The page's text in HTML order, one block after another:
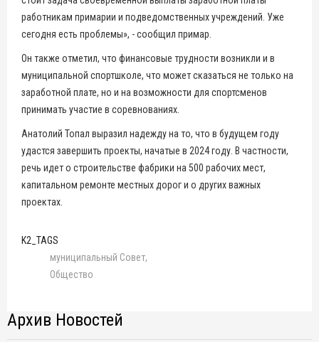
работникам примарии и подведомственных учреждений. Уже
сегодня есть проблемы», - сообщил примар.
Он также отметил, что финансовые трудности возникли и в
муниципальной спортшколе, что может сказаться не только на
заработной плате, но и на возможности для спортсменов
принимать участие в соревнованиях.
Анатолий Топал выразил надежду на то, что в будущем году
удастся завершить проекты, начатые в 2024 году. В частности,
речь идет о строительстве фабрики на 500 рабочих мест,
капитальном ремонте местных дорог и о других важных
проектах.
K2_TAGS
муниципальный Совет
Общество
Архив Новостей